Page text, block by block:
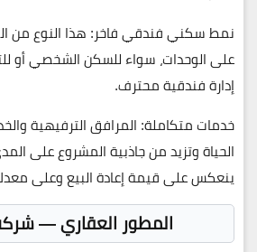
نمط سكني فندقي فاخر: هذا النوع من
على الوحدات، سواء للسكن الشخصي أو
إدارة فندقية محترف.
خدمات متكاملة: المرافق الترفيهية
الحياة وتزيد من جاذبية المشروع على
ينعكس على قيمة إعادة البيع وعلى
المطور العقاري —